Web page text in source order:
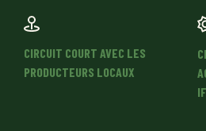
CIRCUIT COURT AVEC LES
PRODUCTEURS LOCAUX